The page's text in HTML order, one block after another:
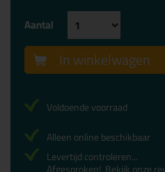
Aantal
In winkelwagen
Voldoende voorraad
Alleen online beschikbaar
Levertijd controleren...